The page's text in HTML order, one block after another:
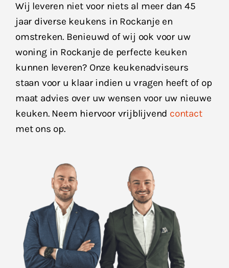
Wij leveren niet voor niets al meer dan 45
jaar diverse keukens in Rockanje en
omstreken. Benieuwd of wij ook voor uw
woning in Rockanje de perfecte keuken
kunnen leveren? Onze keukenadviseurs
staan voor u klaar indien u vragen heeft of op
maat advies over uw wensen voor uw nieuwe
keuken. Neem hiervoor vrijblijvend contact
met ons op.